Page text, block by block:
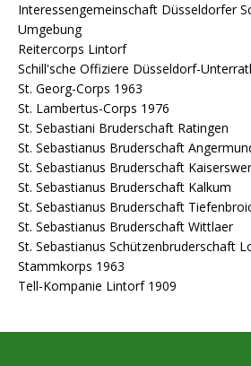
Interessengemeinschaft Düsseldorfer
Umgebung
Reitercorps Lintorf
Schill'sche Offiziere Düsseldorf-
St. Georg-Corps 1963
St. Lambertus-Corps 1976
St. Sebastiani Bruderschaft Ratingen
St. Sebastianus Bruderschaft
St. Sebastianus Bruderschaft
St. Sebastianus Bruderschaft Kalkum
St. Sebastianus Bruderschaft
St. Sebastianus Bruderschaft Wittlaer
St. Sebastianus Schützenbruderschaft
Stammkorps 1963
Tell-Kompanie Lintorf 1909